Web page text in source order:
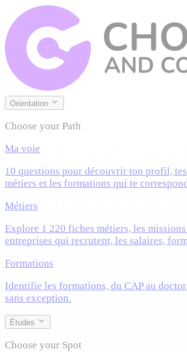
Orientation
Choose your Path
Ma voie
10 questions pour découvrir ton profil,
métiers et les formations qui te
Métiers
Explore 1 220 fiches métiers, les
entreprises qui recrutent, les salaires,
Formations
Identifie les formations, du CAP au
sans exception.
Études
Choose your Spot